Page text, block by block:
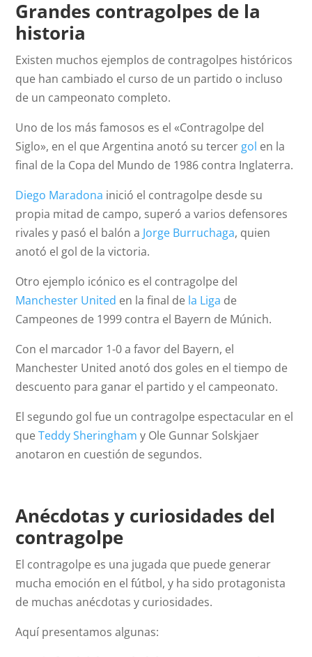
Grandes contragolpes de la
historia
Existen muchos ejemplos de contragolpes históricos
que han cambiado el curso de un partido o incluso
de un campeonato completo.
Uno de los más famosos es el «Contragolpe del
Siglo», en el que Argentina anotó su tercer gol en la
final de la Copa del Mundo de 1986 contra Inglaterra.
Diego Maradona inició el contragolpe desde su
propia mitad de campo, superó a varios defensores
rivales y pasó el balón a Jorge Burruchaga, quien
anotó el gol de la victoria.
Otro ejemplo icónico es el contragolpe del
Manchester United en la final de la Liga de
Campeones de 1999 contra el Bayern de Múnich.
Con el marcador 1-0 a favor del Bayern, el
Manchester United anotó dos goles en el tiempo de
descuento para ganar el partido y el campeonato.
El segundo gol fue un contragolpe espectacular en el
queTeddy Sheringham y Ole Gunnar Solskjaer
anotaron en cuestión de segundos.
Anécdotas y curiosidades del
contragolpe
El contragolpe es una jugada que puede generar
mucha emoción en el fútbol, y ha sido protagonista
de muchas anécdotas y curiosidades.
Aquí presentamos algunas: